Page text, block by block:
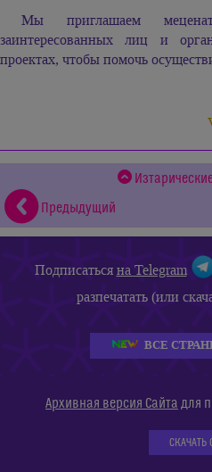
Мы приглашаем
заинтересованных лиц и
проектах, чтобы помочь
Предыдущий
Подписатьсяна Telegram
разпечатать (или
ВСЕ
Архивная версия Сайта для
СКАЧАТЬ